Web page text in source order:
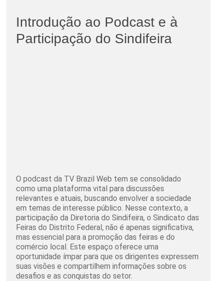
Introdução ao Podcast e à
Participação do Sindifeira
O podcast da TV Brazil Web tem se consolidado
como uma plataforma vital para discussões
relevantes e atuais, buscando envolver a sociedade
em temas de interesse público. Nesse contexto, a
participação da Diretoria do Sindifeira, o Sindicato das
Feiras do Distrito Federal, não é apenas significativa,
mas essencial para a promoção das feiras e do
comércio local. Este espaço oferece uma
oportunidade ímpar para que os dirigentes expressem
suas visões e compartilhem informações sobre os
desafios e as conquistas do setor.